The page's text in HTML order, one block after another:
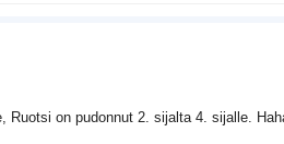
Ruotsi on pudonnut 2. sijalta 4. sijalle.